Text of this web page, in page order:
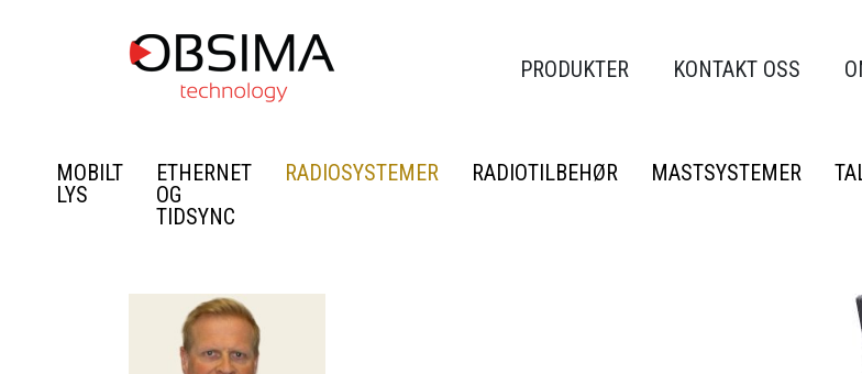
PRODUKTER KONTAKT OSS
MOBILT
LYS
ETHERNET
OG
TIDSYNC
RADIOSYSTEMER RADIOTILBEHØR MASTSYSTEMER